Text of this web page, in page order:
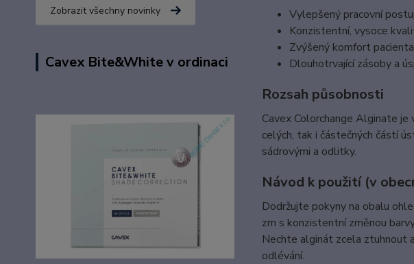
Zobrazit všechny novinky
Cavex Bite&White v ordinaci
Vylepšený pracovní
Konzistentní, vysoce
Zvýšený komfort
Dlouhotrvající zásoby a
Rozsah působnosti
Cavex Colorchange Alginate
celých, tak i částečných částí
sádrovými a odlitky.
Návod k použití (v
Dodržujte pokyny na obalu
zrn s konzistentní změnou
Nechte alginát zcela ztuhnout
odlévání.